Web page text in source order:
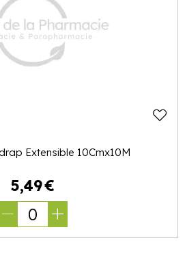
Extensible 10Cmx10M
5,49€
0